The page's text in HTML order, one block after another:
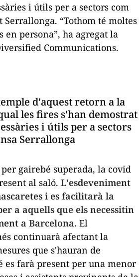
i útils per a sectors com
Serrallonga. “Tothom té moltes
en persona”, ha agregat la
Communications.
d'aquest retorn a la
les fires s'han demostrat
i útils per a sectors
Serrallonga
gairebé superada, la covid
al saló. L'esdeveniment
i es facilitarà la
a aquells que els necessitin
a Barcelona. El
continuarà afectant la
que s'hauran de
es farà present per una menor